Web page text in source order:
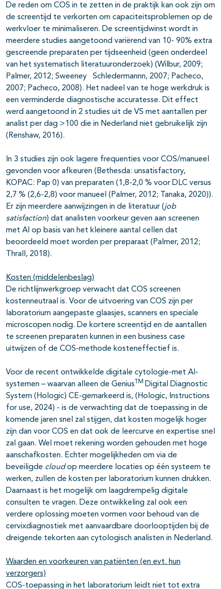
De reden om COS in te zetten in de praktijk kan ook zijn om
de screentijd te verkorten om capaciteitsproblemen op de
werkvloer te minimaliseren. De screentijdwinst wordt in
meerdere studies aangetoond variërend van 10- 90% extra
gescreende preparaten per tijdseenheid (geen onderdeel
van het systematisch literatuuronderzoek) (Wilbur, 2009;
Palmer, 2012; Sweeney Schledermannn, 2007; Pacheco,
2007; Pacheco, 2008). Het nadeel van te hoge werkdruk is
een verminderde diagnostische accuratesse. Dit effect
werd aangetoond in 2 studies uit de VS met aantallen per
analist per dag >100 die in Nederland niet gebruikelijk zijn
(Renshaw, 2016).
In 3 studies zijn ook lagere frequenties voor COS/manueel
gevonden voor afkeuren (Bethesda: unsatisfactory,
KOPAC: Pap 0) van preparaten (1,8-2,0 % voor DLC versus
2,7 % (2,6-2,8) voor manueel (Palmer, 2012; Tanaka, 2020)).
Er zijn meerdere aanwijzingen in de literatuur (job
satisfaction) dat analisten voorkeur geven aan screenen
met AI op basis van het kleinere aantal cellen dat
beoordeeld moet worden per preparaat (Palmer, 2012;
Thrall, 2018).
Kosten (middelenbeslag)
De richtlijnwerkgroep verwacht dat COS screenen
kostenneutraal is. Voor de uitvoering van COS zijn per
laboratorium aangepaste glaasjes, scanners en speciale
microscopen nodig. De kortere screentijd en de aantallen
te screenen preparaten kunnen in een business case
uitwijzen of de COS-methode kosteneffectief is.
Voor de recent ontwikkelde digitale cytologie-met AI-
systemen – waarvan alleen de Genius TM Digital Diagnostic
System (Hologic) CE-gemarkeerd is, (Hologic, Instructions
for use, 2024) - is de verwachting dat de toepassing in de
komende jaren snel zal stijgen, dat kosten mogelijk hoger
zijn dan voor COS en dat ook de leercurve en expertise snel
zal gaan. Wel moet rekening worden gehouden met hoge
aanschafkosten. Echter mogelijkheden om via de
beveiligde cloudop meerdere locaties op één systeem te
werken, zullen de kosten per laboratorium kunnen drukken.
Daarnaast is het mogelijk om laagdrempelig digitale
consulten te vragen. Deze ontwikkeling zal ook een
verdere oplossing moeten vormen voor behoud van de
cervixdiagnostiek met aanvaardbare doorlooptijden bij de
dreigende tekorten aan cytologisch analisten in Nederland.
Waarden en voorkeuren van patiënten (en evt. hun
verzorgers)
COS-toepassing in het laboratorium leidt niet tot extra